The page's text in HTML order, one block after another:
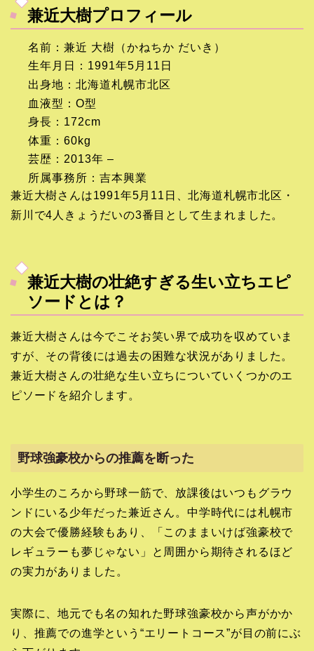
兼近大樹プロフィール
名前：兼近 大樹（かねちか だいき）
生年月日：1991年5月11日
出身地：北海道札幌市北区
血液型：O型
身長：172cm
体重：60kg
芸歴：2013年 –
所属事務所：吉本興業
兼近大樹さんは1991年5月11日、北海道札幌市北区・
新川で4人きょうだいの3番目として生まれました。
兼近大樹の壮絶すぎる生い立ちエピ
ソードとは？
兼近大樹さんは今でこそお笑い界で成功を収めていま
すが、その背後には過去の困難な状況がありました。
兼近大樹さんの壮絶な生い立ちについていくつかのエ
ピソードを紹介します。
野球強豪校からの推薦を断った
小学生のころから野球一筋で、放課後はいつもグラウ
ンドにいる少年だった兼近さん。中学時代には札幌市
の大会で優勝経験もあり、「このままいけば強豪校で
レギュラーも夢じゃない」と周囲から期待されるほど
の実力がありました。
実際に、地元でも名の知れた野球強豪校から声がかか
り、推薦での進学という“エリートコース”が目の前にぶ